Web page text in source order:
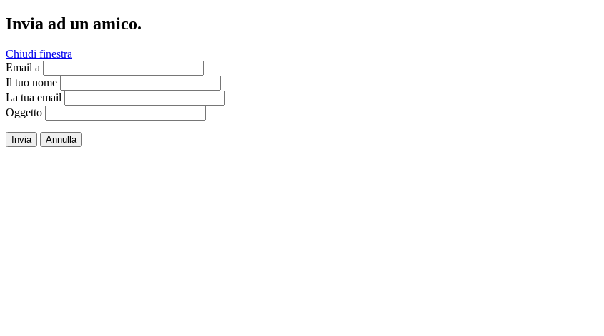
Invia ad un amico.
Chiudi finestra
Email a
Il tuo nome
La tua email
Oggetto
Invia Annulla